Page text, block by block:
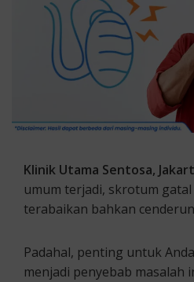
Klinik Utama Sentosa,
umum terjadi, skrotum
terabaikan bahkan
Padahal, penting untuk
menjadi penyebab masalah